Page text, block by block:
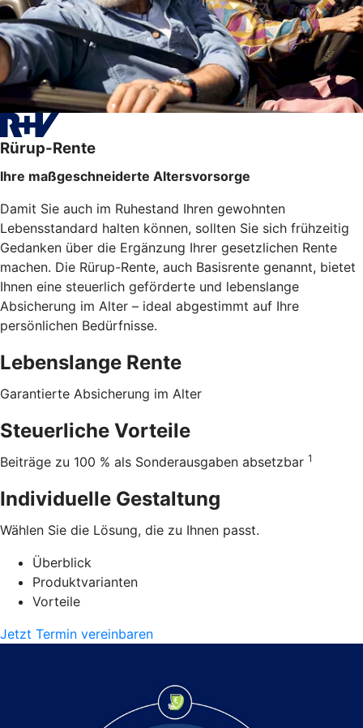
Rürup-Rente
Ihre maßgeschneiderte Altersvorsorge
Damit Sie auch im Ruhestand Ihren gewohnten
Lebensstandard halten können, sollten Sie sich frühzeitig
Gedanken über die Ergänzung Ihrer gesetzlichen Rente
machen. Die Rürup-Rente, auch Basisrente genannt, bietet
Ihnen eine steuerlich geförderte und lebenslange
Absicherung im Alter – ideal abgestimmt auf Ihre
persönlichen Bedürfnisse.
Lebenslange Rente
Garantierte Absicherung im Alter
Steuerliche Vorteile
Beiträge zu 100 % als Sonderausgaben absetzbar 1
Individuelle Gestaltung
Wählen Sie die Lösung, die zu Ihnen passt.
Überblick
Produktvarianten
Vorteile
Jetzt Termin vereinbaren